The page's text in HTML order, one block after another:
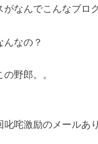
がなんでこんなブロ
んなの？
野郎。。
叱咤激励のメールあ